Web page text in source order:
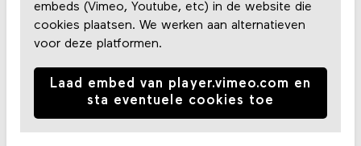
embeds (Vimeo, Youtube, etc) in de website die
cookies plaatsen. We werken aan alternatieven
voor deze platformen.
Laad embed van player.vimeo.com en
sta eventuele cookies toe